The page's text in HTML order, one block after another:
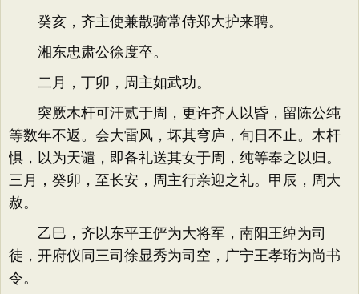
癸亥，齐主使兼散骑常侍郑大护来聘。
湘东忠肃公徐度卒。
二月，丁卯，周主如武功。
突厥木杆可汗贰于周，更许齐人以昏，留陈公纯
等数年不返。会大雷风，坏其穹庐，旬日不止。木杆
惧，以为天谴，即备礼送其女于周，纯等奉之以归。
三月，癸卯，至长安，周主行亲迎之礼。甲辰，周大
赦。
乙巳，齐以东平王俨为大将军，南阳王绰为司
徒，开府仪同三司徐显秀为司空，广宁王孝珩为尚书
令。